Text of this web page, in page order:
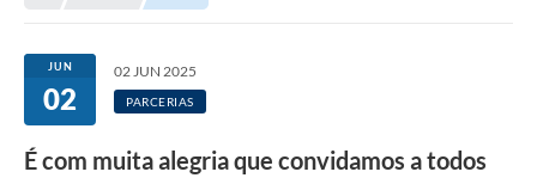
JUN
02
02 JUN 2025
PARCERIAS
É com muita alegria que convidamos a todos